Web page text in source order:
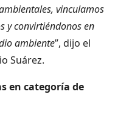
vinculamos
y convirtiéndonos en
ambiente”, dijo el
Suárez.
en categoría de